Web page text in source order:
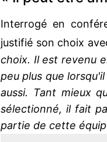
Interrogé en
justifié son choix
choix. Il est revenu
peu plus que
aussi. Tant mieux
sélectionné, il fait
partie de cette